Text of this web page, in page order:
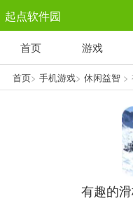
起点软件园
塔防游戏
1千+款游戏
首页 游戏
首页> 手机游戏> 休闲益智>
有趣的